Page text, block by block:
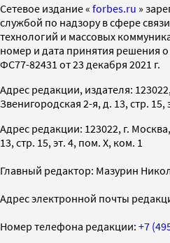
Cетевое издание « forbes.ru »
службой по надзору в сфере
технологий и массовых
номер и дата принятия решения
ФС77-82431 от 23 декабря 2021 г.
Адрес редакции, издателя:
Звенигородская 2-я, д. 13, стр. 15,
Адрес редакции: 123022, г.
13, стр. 15, эт. 4, пом. X, ком. 1
Главный редактор: Мазурин
Адрес электронной почты
Номер телефона редакции: +7